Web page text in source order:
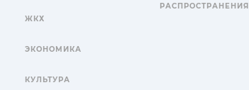
ЖКХ
ЭКОНОМИКА
КУЛЬТУРА
РАСПРОСТРАНЕНИЯ